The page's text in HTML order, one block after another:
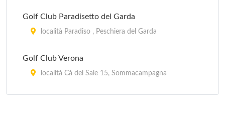
Golf Club Paradisetto del Garda
località Paradiso , Peschiera del Garda
Golf Club Verona
località Cà del Sale 15, Sommacampagna